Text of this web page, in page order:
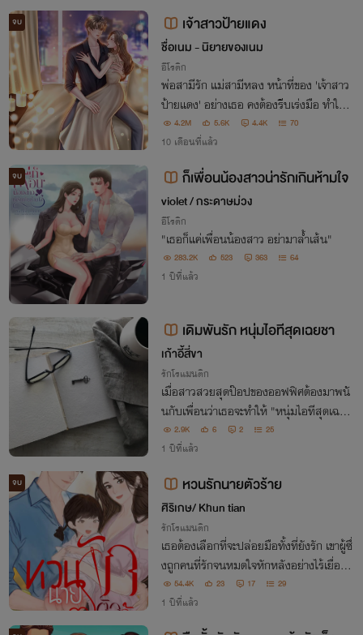
จบ เจ้าสาวป้ายแดง
ชื่อเนม - นิยายของเนม
อีโรติก
พ่อสามีรัก แม่สามีหลง หน้าที่ของ 'เจ้าสาว
ป้ายแดง' อย่างเธอ คงต้องรีบเร่งมือ ทำให้ผู้
ที่เป็นสามี ทั้งรักทั้งหลงเธอจนหัวปักหัวปำ
ไม่สิ! แค่เขารู้สึกพิศวาสเธอสักนิด นั่นก็ถือว่
าบรรลุเป้าหมายเพียงพอ!!
4.2M 5.6K 4.4K 70
10 เดือนที่แล้ว
จบ ก็เพื่อนน้องสาวน่ารักเกินห้ามใจ
violet / กระดาษม่วง
อีโรติก
"เธอก็แค่เพื่อนน้องสาว อย่ามาล้ำเส้น"
283.2K 523 363 64
1 ปีที่แล้ว
เดิมพันรัก หนุ่มไอทีสุดเฉยชา
เก้าอี้สี่ขา
รักโรแมนติก
เมื่อสาวสวยสุดป๊อปของออฟฟิศต้องมาพนั
นกับเพื่อนว่าเธอจะทำให้ "หนุ่มไอทีสุดเฉยช
า" สารภาพรักกับเธอภายในหนึ่งสัปดาห์!
2.9K 6 2 25
1 ปีที่แล้ว
จบ หวนรักนายตัวร้าย
ศิริเกษ/ Khun tian
รักโรแมนติก
เธอต้องเลือกที่จะปล่อยมือทั้งที่ยังรัก เขาผู้ซึ่
งถูกคนที่รักจนหมดใจหักหลังอย่างไร้เยื่อใย
โชคชะตานำพาคนสองคนมาพบกันอีกครั้ง บ
ทสรุปความรักครั้งนี้จะเป็นเช่นไร เธอกับเขา
จะกลับมารักกันได้หรือไม่
54.4K 23 17 29
1 ปีที่แล้ว